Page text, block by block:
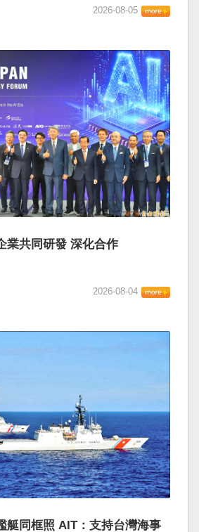
2026-08-05
業共同研發 深化合作
2026-08-04
艇同框照 AIT：支持台灣海事